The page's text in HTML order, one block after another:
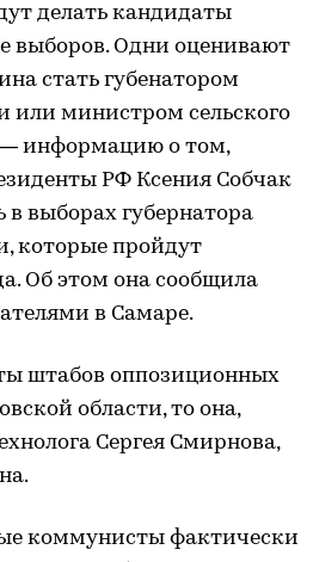
делать кандидаты
выборов. Одни оценивают
стать губенатором
или министром сельского
— информацию о том,
РФ Ксения Собчак
в выборах губернатора
которые пройдут
Об этом она сообщила
в Самаре.
штабов оппозиционных
области, то она,
Сергея Смирнова,
коммунисты фактически